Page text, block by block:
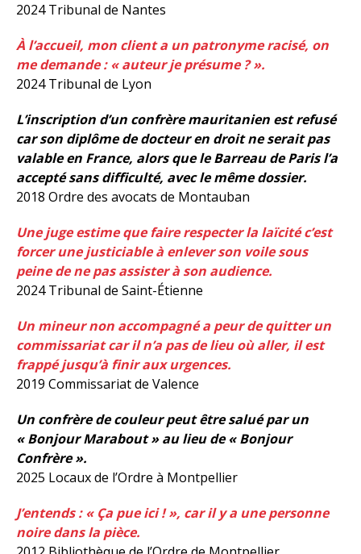
2024 Tribunal de Nantes
À l’accueil, mon client a un patronyme racisé, on
me demande : « auteur je présume ? ».
2024 Tribunal de Lyon
L’inscription d’un confrère mauritanien est refusé
car son diplôme de docteur en droit ne serait pas
valable en France, alors que le Barreau de Paris l’a
accepté sans difficulté, avec le même dossier.
2018 Ordre des avocats de Montauban
Une juge estime que faire respecter la laïcité c’est
forcer une justiciable à enlever son voile sous
peine de ne pas assister à son audience.
2024 Tribunal de Saint-Étienne
Un mineur non accompagné a peur de quitter un
commissariat car il n’a pas de lieu où aller, il est
frappé jusqu’à finir aux urgences.
2019 Commissariat de Valence
Un confrère de couleur peut être salué par un
« Bonjour Marabout » au lieu de « Bonjour
Confrère ».
2025 Locaux de l’Ordre à Montpellier
J’entends : « Ça pue ici ! », car il y a une personne
noire dans la pièce.